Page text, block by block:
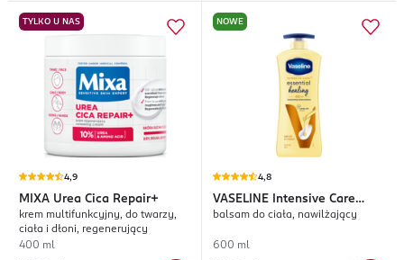
TYLKO U NAS
4,9
MIXA Urea Cica Repair+
krem multifunkcyjny, do twarzy,
ciała i dłoni, regenerujący
400 ml
NOWE
4,8
VASELINE
Intensive Care
Essential Healing
balsam do ciała, nawilżający
600 ml